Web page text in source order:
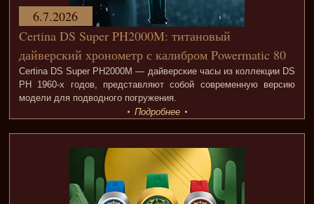
Certina DS Super PH2000M: титановый
дайверский хронометр с калибром Powermatic 80
Certina DS Super PH2000M — дайверские часы из коллекции DS
PH 1960-х годов, представляют собой современную версию
модели для подводного погружения.
6.7.2026
Подробнее